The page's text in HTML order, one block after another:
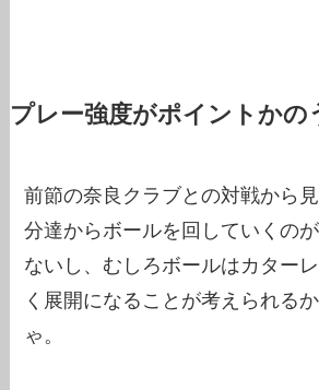
プレー強度がポイントかの
前節の奈良クラブとの対戦から
分達からボールを回していくの
ないし、むしろボールはカター
く展開になることが考えられる
ゃ。